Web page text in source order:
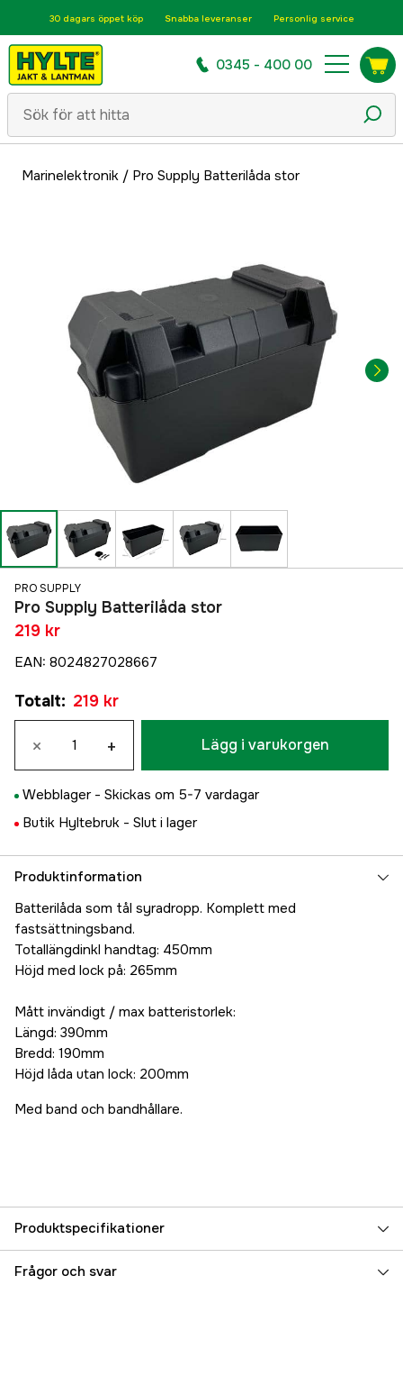
30 dagars öppet köp Snabba leveranser Personlig service
0345 - 400 00
Marinelektronik / Pro Supply Batterilåda stor
PRO SUPPLY
Pro Supply Batterilåda stor
219 kr
EAN: 8024827028667
Totalt: 219 kr
× + Lägg i varukorgen
Webblager - Skickas om 5-7 vardagar
Butik Hyltebruk - Slut i lager
Produktinformation
Batterilåda som tål syradropp. Komplett med
fastsättningsband.
Totallängdinkl handtag: 450mm
Höjd med lock på: 265mm
Mått invändigt / max batteristorlek:
Längd: 390mm
Bredd: 190mm
Höjd låda utan lock: 200mm
Med band och bandhållare.
Produktspecifikationer
Referensnummer 5000016687
Frågor och svar